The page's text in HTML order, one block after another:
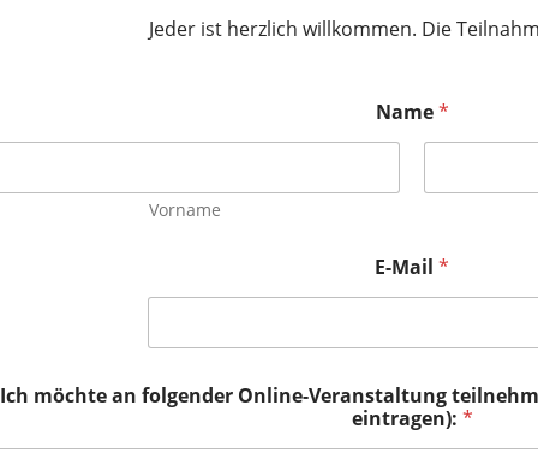
Jeder ist herzlich willkommen. Die
Name*
Vorname
E-Mail *
Ich möchte an folgender Online-Veranstaltung
eintragen): *